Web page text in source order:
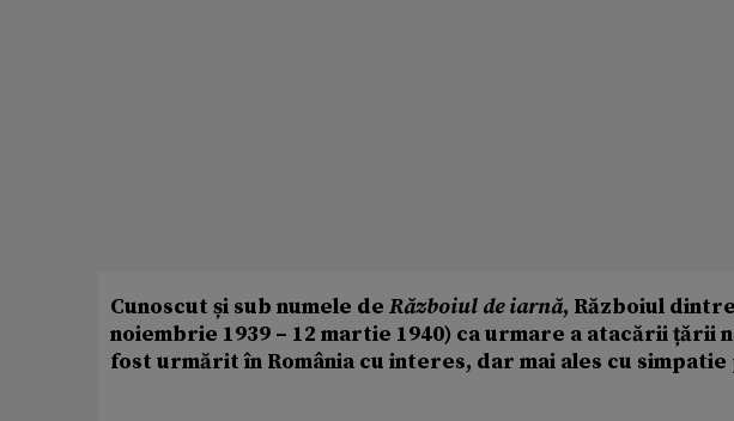
Cunoscut și sub numele de Războiul de iarnă, Războiul
noiembrie 1939 – 12 martie 1940) ca urmare a atacării
fost urmărit în România cu interes, dar mai ales cu